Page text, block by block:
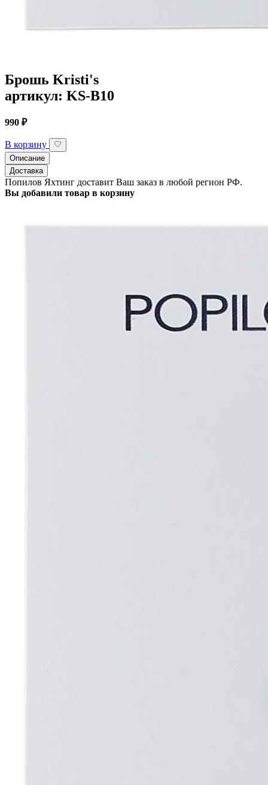
Брошь Kristi's
артикул: KS-B10
990 ₽
В корзину
Описание
Доставка
Попилов Яхтинг доставит Ваш заказ в любой регион РФ.
Вы добавили товар в корзину